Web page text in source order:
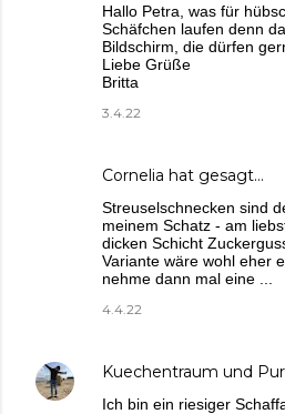
Hallo Petra, was für
Schäfchen laufen denn
Bildschirm, die dürfen
Liebe Grüße
Britta
3.4.22
Cornelia hat gesagt…
Streuselschnecken sind
meinem Schatz - am
dicken Schicht
Variante wäre wohl eher
nehme dann mal eine ...
4.4.22
Kuechentraum und
Ich bin ein riesiger